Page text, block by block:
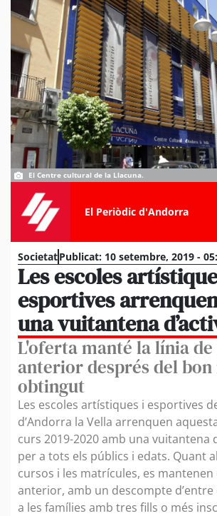
El Centre cultural de la Llacuna.
El Periòdic d'Andorra
SocietatPublicat: 10 setembre, 2019 -
Les escoles
esportives
una vuitantena
L'oferta manté la línia
anterior després del
obtingut
Les escoles artístiques i esportives
d’Andorra la Vella arrenquen
curs 2019-2020 amb una vuitantena
per a tots els públics i edats. Quant
cursos i les matrícules, es mantenen
anterior, amb un descompte d’entre
a les famílies amb tres fills o més